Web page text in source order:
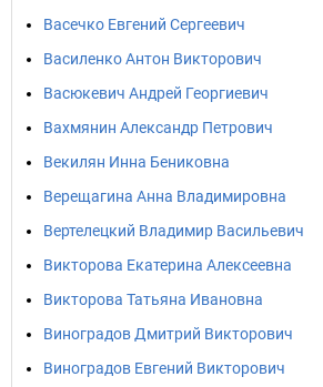
Васечко Евгений Сергеевич
Василенко Антон Викторович
Васюкевич Андрей Георгиевич
Вахмянин Александр Петрович
Векилян Инна Бениковна
Верещагина Анна Владимировна
Вертелецкий Владимир Васильевич
Викторова Екатерина Алексеевна
Викторова Татьяна Ивановна
Виноградов Дмитрий Викторович
Виноградов Евгений Викторович